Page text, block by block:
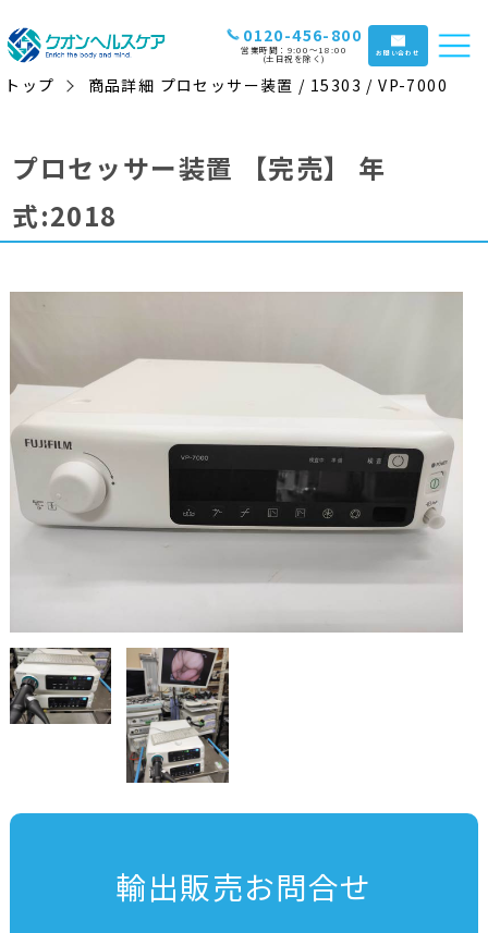
0120-456-800
営業時間：9:00〜18:00
(土日祝を除く) お問い合わせ
トップ 商品詳細 プロセッサー装置 / 15303 / VP-7000
プロセッサー装置 【完売】
年
式:2018
輸出販売お問合せ